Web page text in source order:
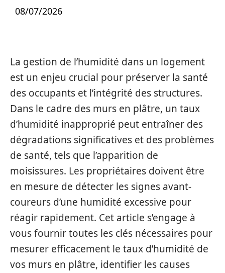
08/07/2026
La gestion de l’humidité dans un logement
est un enjeu crucial pour préserver la santé
des occupants et l’intégrité des structures.
Dans le cadre des murs en plâtre, un taux
d’humidité inapproprié peut entraîner des
dégradations significatives et des problèmes
de santé, tels que l’apparition de
moisissures. Les propriétaires doivent être
en mesure de détecter les signes avant-
coureurs d’une humidité excessive pour
réagir rapidement. Cet article s’engage à
vous fournir toutes les clés nécessaires pour
mesurer efficacement le taux d’humidité de
vos murs en plâtre, identifier les causes